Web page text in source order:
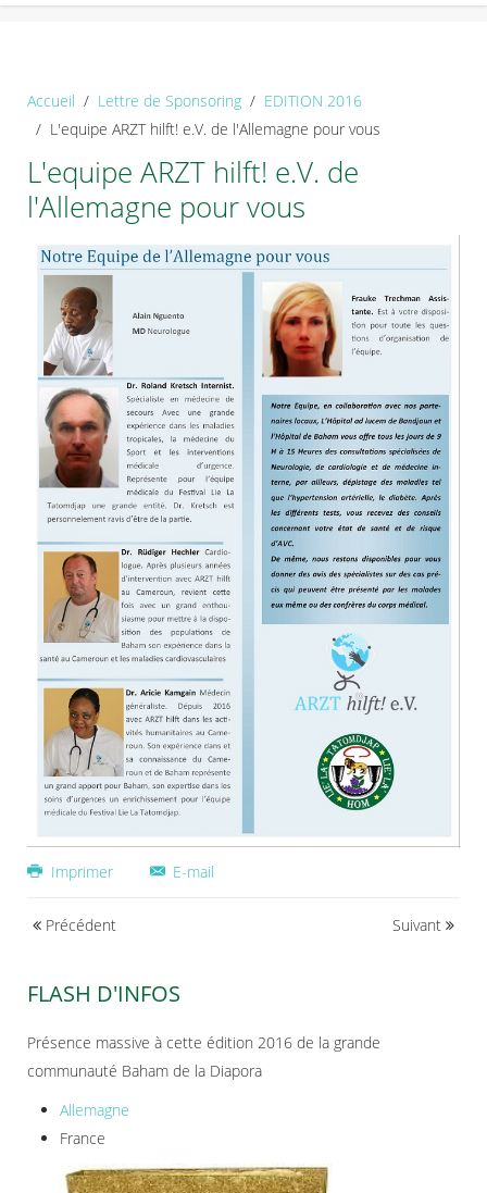
Accueil Lettre de Sponsoring
EDITION 2016
L'equipe ARZT hilft! e.V. de l'Allemagne pour vous
L'equipe ARZT hilft! e.V. de
l'Allemagne pour vous
Imprimer E-mail
Précédent Suivant
FLASH D'INFOS
Présence massive à cette édition 2016 de la grande
communauté Baham de la Diapora
Allemagne
France